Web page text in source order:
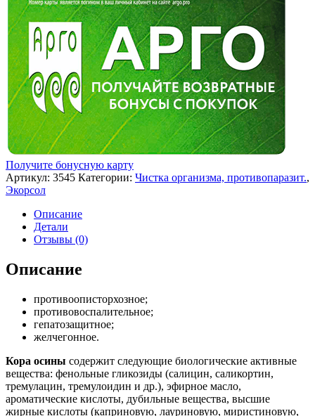
Получите бонусную карту
Артикул: 3545 Категории: Чистка организма, противопаразит.,
Экорсол
Описание
Детали
Отзывы (0)
Описание
противоописторхозное;
противовоспалительное;
гепатозащитное;
желчегонное.
Кора осины содержит следующие биологические активные
вещества: фенольные гликозиды (салицин, саликортин,
тремулацин, тремулоидин и др.), эфирное масло,
ароматические кислоты, дубильные вещества, высшие
жирные кислоты (каприновую, лауриновую, миристиновую,